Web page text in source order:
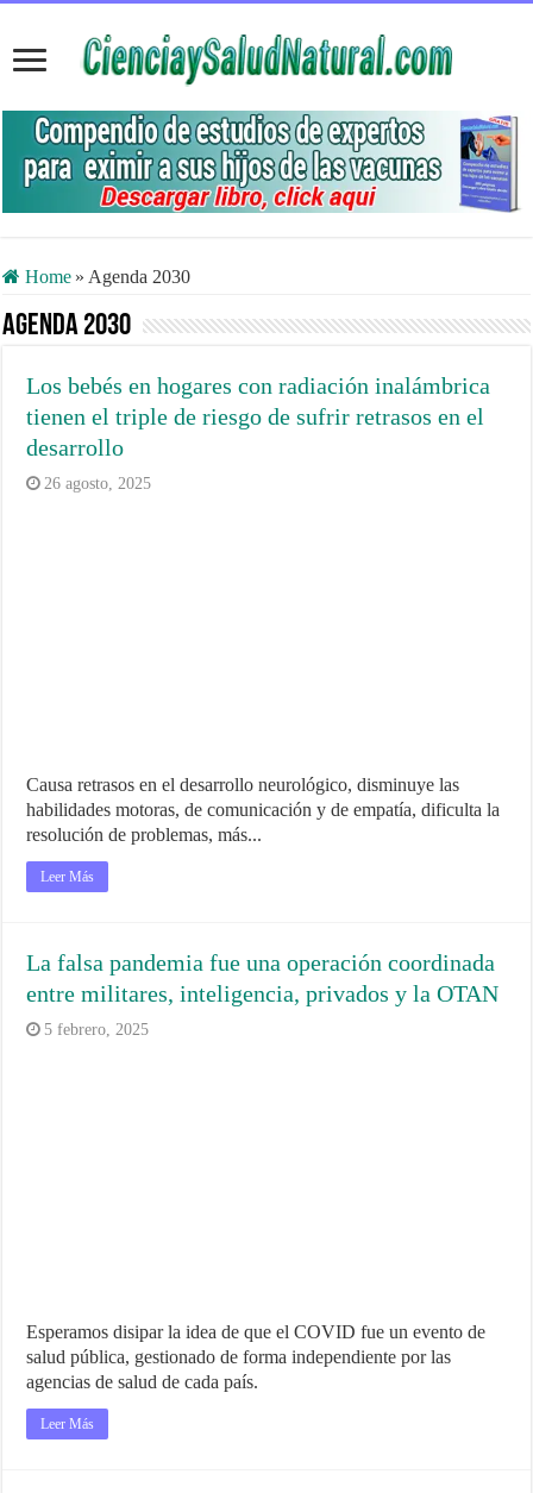
Home » Agenda 2030
Agenda 2030
Los bebés en hogares con radiación inalámbrica
tienen el triple de riesgo de sufrir retrasos en el
desarrollo
26 agosto, 2025
Causa retrasos en el desarrollo neurológico, disminuye las
habilidades motoras, de comunicación y de empatía, dificulta la
resolución de problemas, más...
Leer Más
La falsa pandemia fue una operación coordinada
entre militares, inteligencia, privados y la OTAN
5 febrero, 2025
Esperamos disipar la idea de que el COVID fue un evento de
salud pública, gestionado de forma independiente por las
agencias de salud de cada país.
Leer Más